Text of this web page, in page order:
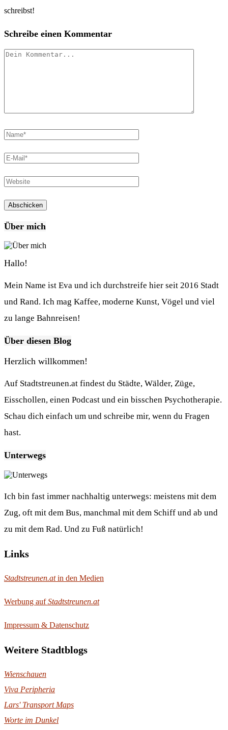
schreibst!
Schreibe einen Kommentar
Über mich
Hallo!
Mein Name ist Eva und ich durchstreife hier seit 2016 Stadt
und Rand. Ich mag Kaffee, moderne Kunst, Vögel und viel
zu lange Bahnreisen!
Über diesen Blog
Herzlich willkommen!
Auf Stadtstreunen.at findest du Städte, Wälder, Züge,
Eisschollen, einen Podcast und ein bisschen Psychotherapie.
Schau dich einfach um und schreibe mir, wenn du Fragen
hast.
Unterwegs
Ich bin fast immer nachhaltig unterwegs: meistens mit dem
Zug, oft mit dem Bus, manchmal mit dem Schiff und ab und
zu mit dem Rad. Und zu Fuß natürlich!
Links
Stadtstreunen.atin den Medien
Werbung aufStadtstreunen.at
Impressum & Datenschutz
Weitere Stadtblogs
Wienschauen
Viva Peripheria
Lars' Transport Maps
Worte im Dunkel